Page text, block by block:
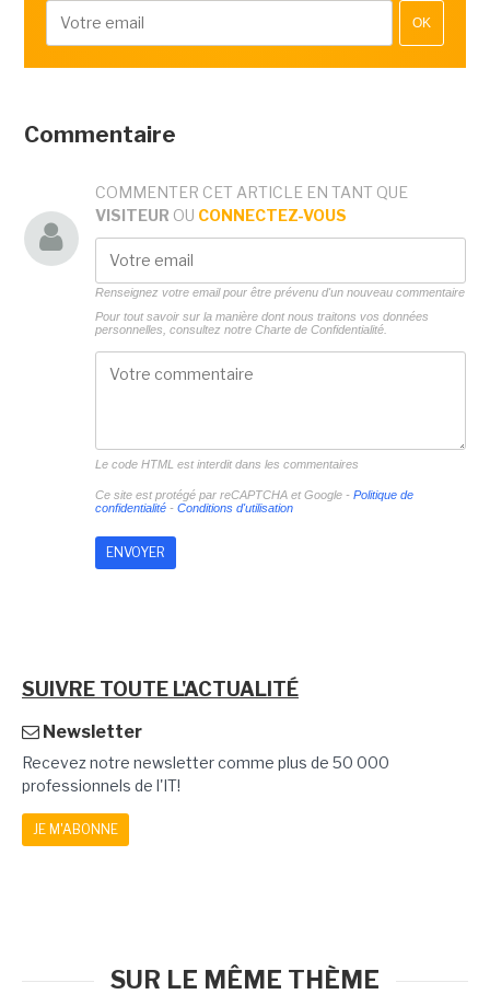
OK
Commentaire
COMMENTER CET ARTICLE EN TANT QUE
VISITEUR OU CONNECTEZ-VOUS
Renseignez votre email pour être prévenu d'un nouveau commentaire
Pour tout savoir sur la manière dont nous traitons vos données
personnelles, consultez notre Charte de Confidentialité.
Le code HTML est interdit dans les commentaires
Ce site est protégé par reCAPTCHA et Google - Politique de
confidentialité- Conditions d'utilisation
SUIVRE TOUTE L'ACTUALITÉ
Newsletter
Recevez notre newsletter comme plus de 50 000
professionnels de l'IT!
JE M'ABONNE
SUR LE MÊME THÈME